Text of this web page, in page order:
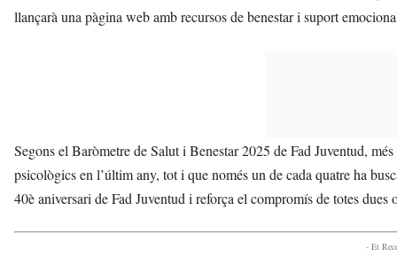
llançarà una pàgina web amb recursos de benestar i suport
Segons el Baròmetre de Salut i Benestar 2025 de Fad Juventud,
psicològics en l’últim any, tot i que només un de cada quatre ha
40è aniversari de Fad Juventud i reforça el compromís de totes dues
- Et